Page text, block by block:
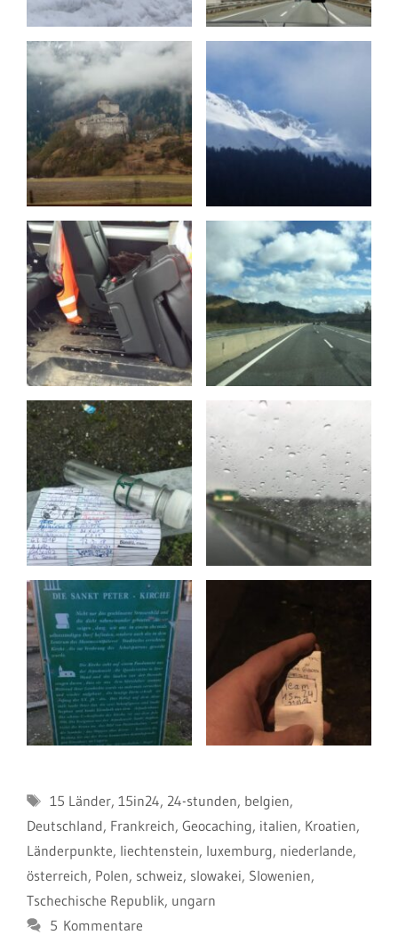
Schlagwörter
15 Länder, 15in24, 24-stunden, belgien,
Deutschland, Frankreich, Geocaching, italien, Kroatien,
Länderpunkte, liechtenstein, luxemburg, niederlande,
österreich, Polen, schweiz, slowakei, Slowenien,
Tschechische Republik, ungarn
5 Kommentare